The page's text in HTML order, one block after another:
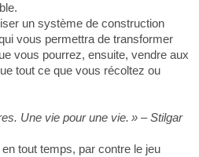
un système de construction
vous permettra de transformer
vous pourrez, ensuite, vendre aux
tout ce que vous récoltez ou
Une vie pour une vie. » – Stilgar
tout temps, par contre le jeu